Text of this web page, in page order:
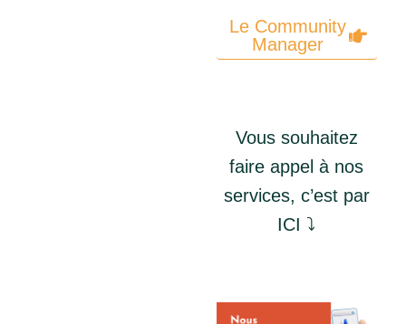
Le Community
Manager
Vous souhaitez
faire appel à nos
services, c’est par
ICI ⤵️